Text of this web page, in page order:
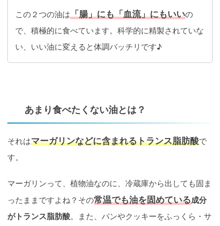
この２つの油は 「腸」にも「血流」にもいいの
で、積極的に食べています。科学的に精製されていな
い、いい油に変えると体調バッチリです♪
あまり食べたくない油とは？
それはマーガリンなどに含まれるトランス脂肪酸で
す。
マーガリンって、植物油なのに、冷蔵庫から出しても固ま
ったままですよね？その常温でも油を固めている成分
がトランス脂肪酸。また、パンやクッキーをふっくら・サ